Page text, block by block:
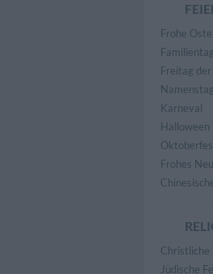
Frohe
Freitag
Namenstag
Karneval
Halloween
Frohes
Christliche
Jüdische